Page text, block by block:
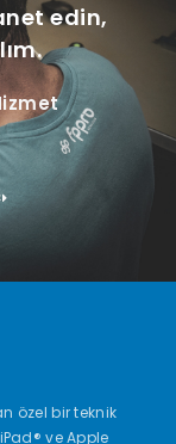
edin,
özel bir teknik
ve Apple